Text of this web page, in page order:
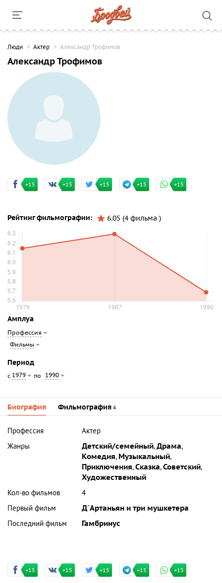
Люди Актер Александр Трофимов
Александр Трофимов
+15 +15 +15 +15 +15
Рейтинг фильмографии: 6.05 (4 фильма )
Амплуа
Профессия
Фильмы
Период
с 1979 по 1990
Биография Фильмография 4
Профессия
Актер
Жанры
Детский/семейный,Драма,
Комедия, Музыкальный,
Приключения,Сказка,Советский,
Художественный
Кол-во фильмов
4
Первый фильм
Д`Артаньян и три мушкетера
Последний фильм
Гамбринус
+15 +15 +15 +15 +15